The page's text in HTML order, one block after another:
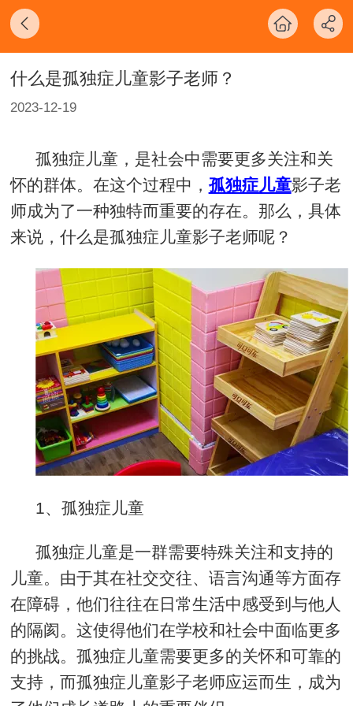
什么是孤独症儿童影子老师？
2023-12-19
孤独症儿童，是社会中需要更多关注和关
怀的群体。在这个过程中， 孤独症儿童影子老
师成为了一种独特而重要的存在。那么，具体
来说，什么是孤独症儿童影子老师呢？
1 、孤独症儿童
孤独症儿童是一群需要特殊关注和支持的
儿童。由于其在社交交往、语言沟通等方面存
在障碍，他们往往在日常生活中感受到与他人
的隔阂。这使得他们在学校和社会中面临更多
的挑战。孤独症儿童需要更多的关怀和可靠的
支持，而孤独症儿童影子老师应运而生，成为